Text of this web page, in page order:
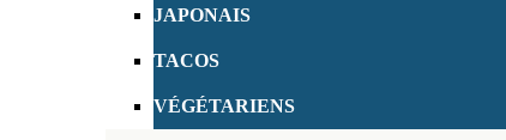
JAPONAIS
TACOS
VÉGÉTARIENS